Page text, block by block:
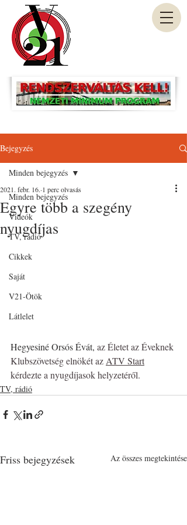
Bejegyzés
Minden bejegyzés
Videók
TV, rádió
Cikkek
Saját
V21-Ötök
Látlelet
Minden bejegyzés
Egyre több a szegény
nyugdíjas
2021. febr. 16. 1 perc olvasás
Hegyesiné Orsós Évát, az Életet az Éveknek
Klubszövetség elnökét az ATV Start
kérdezte a nyugdíjasok helyzetéről.
TV, rádió
Friss bejegyzések Az összes megtekintése